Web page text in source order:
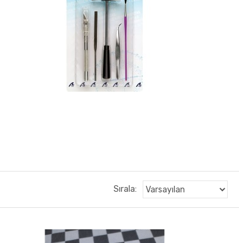
Sırala: